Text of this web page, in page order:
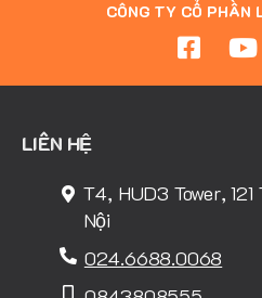
CÔNG TY CỔ PHẦN
LIÊN HỆ
T4, HUD3 Tower,
Nội
024.6688.0068